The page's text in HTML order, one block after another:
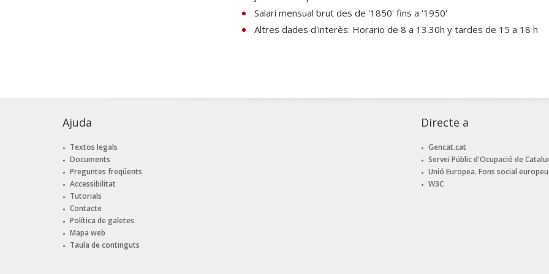
Salari mensual brut des de '1850' fins a '1950'
Altres dades d'interès: Horario de 8 a 13.30h y tardes de 15 a 18 h
Ajuda
Textos legals
Documents
Preguntes freqüents
Accessibilitat
Tutorials
Contacte
Política de galetes
Mapa web
Taula de continguts
Directe a
Gencat.cat
Servei Públic d'Ocupació de
Unió Europea. Fons social europeu.
W3C